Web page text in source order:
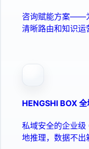
咨询赋能方案——
清晰路由和知识运
HENGSHI BOX
私域安全的企业
地推理，数据不出